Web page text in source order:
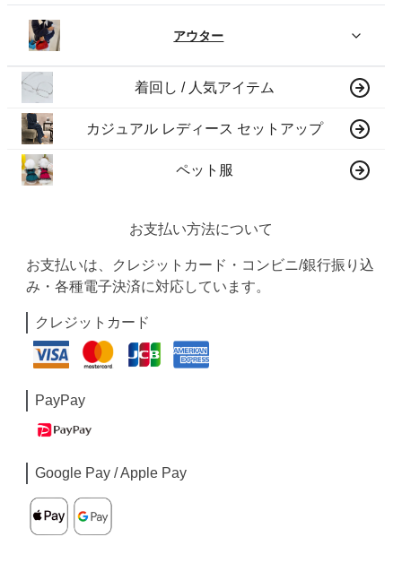
アウター
着回し / 人気アイテム
カジュアル レディース セットアップ
ペット服
お支払い方法について
お支払いは、クレジットカード・コンビニ/銀行振り込
み・各種電子決済に対応しています。
クレジットカード
PayPay
Google Pay / Apple Pay